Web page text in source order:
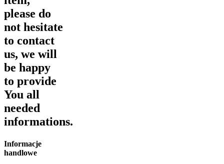
please do
not hesitate
to contact
us, we will
be happy
to provide
You all
needed
informations.
Informacje
handlowe